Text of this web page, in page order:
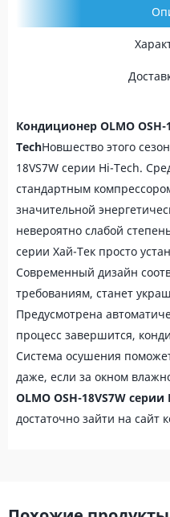
Кондиционер OLMO OSH-
TechНовшество этого
18VS7W серии Hi-Tech.
стандартным
значительной
невероятно слабой
серии Хай-Тек просто
Современный дизайн
требованиям, станет
Предусмотрена
процесс завершится,
Система осушения
даже, если за окном
OLMO OSH-18VS7W серии
достаточно зайти на сайт